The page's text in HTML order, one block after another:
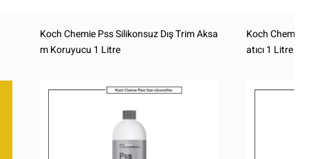
Koch Chemie Pss Silikonsuz Dış Trim Aksa
m Koruyucu 1 Litre
Koch Chemie
atıcı 1 Litre